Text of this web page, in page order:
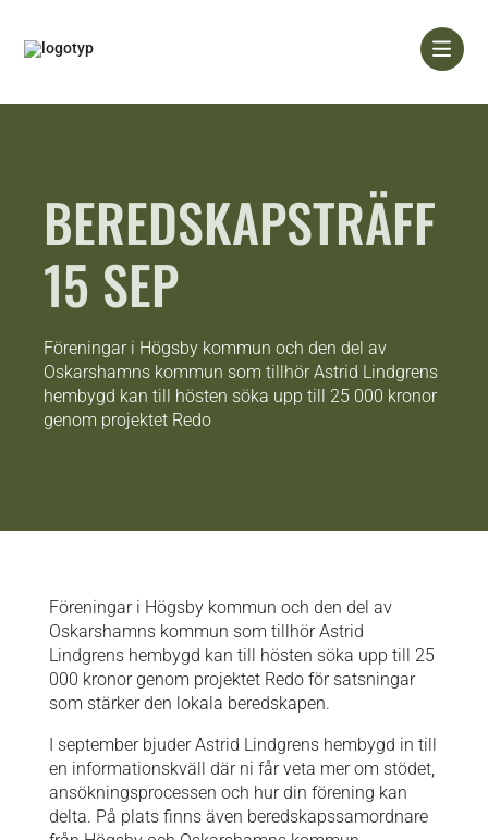
Skip
BEREDSKAPSTRÄFF
15 SEP
Föreningar i Högsby kommun och den del av
Oskarshamns kommun som tillhör Astrid Lindgrens
hembygd kan till hösten söka upp till 25 000 kronor
genom projektet Redo
Föreningar i Högsby kommun och den del av
Oskarshamns kommun som tillhör Astrid
Lindgrens hembygd kan till hösten söka upp till 25
000 kronor genom projektet Redo för satsningar
som stärker den lokala beredskapen.
I september bjuder Astrid Lindgrens hembygd in till
en informationskväll där ni får veta mer om stödet,
ansökningsprocessen och hur din förening kan
delta. På plats finns även beredskapssamordnare